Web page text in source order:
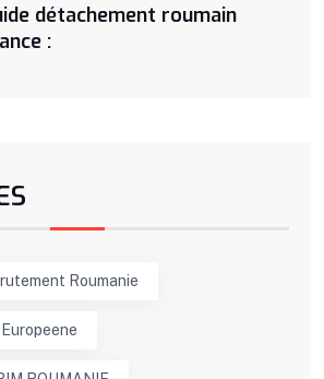
détachement roumain
:
Roumanie